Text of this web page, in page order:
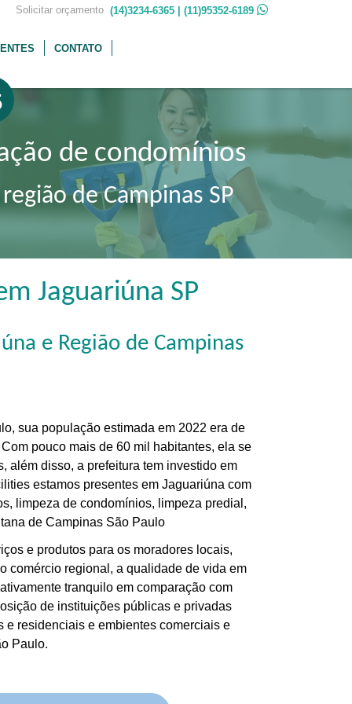
(14)3234-6365 | (11)95352-6189
Solicitar orçamento
CONTATO
de condomínios
de Campinas SP
Jaguariúna SP
e Região de Campinas
sua população estimada em 2022 era de
pouco mais de 60 mil habitantes, ela se
além disso, a prefeitura tem investido em
estamos presentes em Jaguariúna com
limpeza de condomínios, limpeza predial,
de Campinas São Paulo
e produtos para os moradores locais,
comércio regional, a qualidade de vida em
tranquilo em comparação com
de instituições públicas e privadas
e residenciais e embientes comerciais e
Paulo.